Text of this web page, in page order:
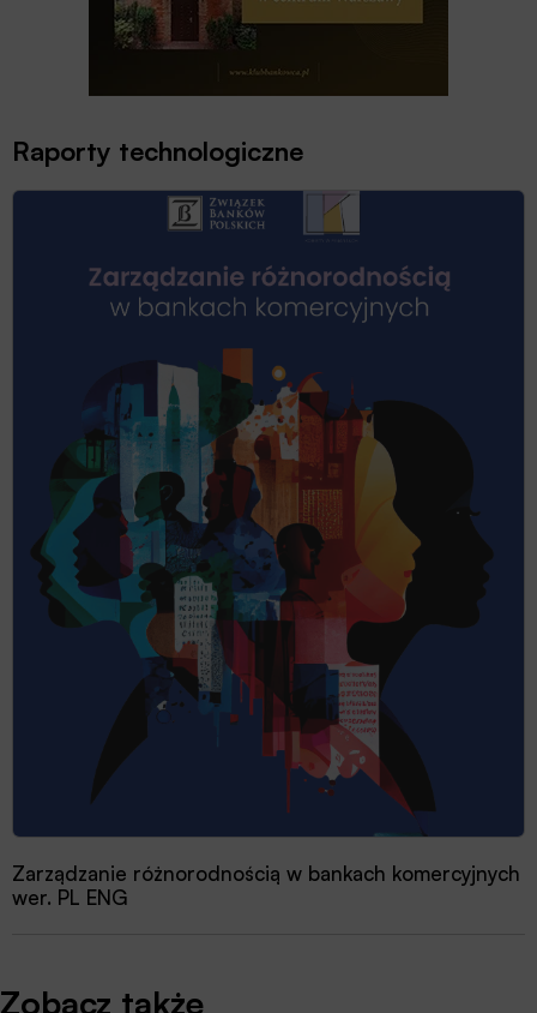
Raporty technologiczne
Zarządzanie różnorodnością w bankach komercyjnych
wer. PL ENG
Zobacz także